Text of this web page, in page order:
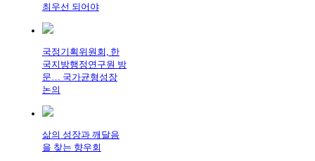
최우선 되어야
국정기획위원회, 한
국지방행정연구원 방
문… 국가균형성장
논의
삶의 성장과 깨달음
을 찾는 향우회